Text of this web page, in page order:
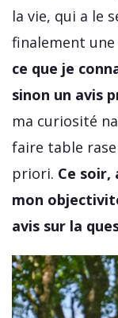
la vie, qui a le
finalement une
ce que je
sinon un avis
ma curiosité
faire table
priori. Ce
mon
avis sur la